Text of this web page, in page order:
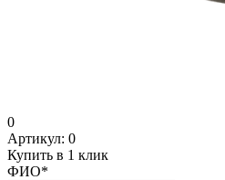
0
Артикул: 0
Купить в 1 клик
ФИО*